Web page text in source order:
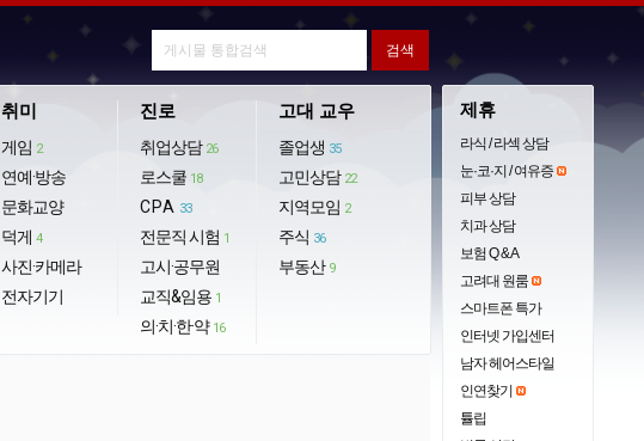
취미
게임 2
연예·방송
문화교양
덕게 4
사진·카메라
전자기기
진로
취업상담 26
로스쿨 18
CPA 33
전문직 시험 1
고시·공무원
교직&임용 1
의·치·한·약 16
고대 교우
졸업생 35
고민상담 22
지역모임 2
주식 36
부동산 9
제휴
라식 / 라섹 상담
눈·코·지 / 여유증
피부 상담
치과 상담
보험 Q & A
고려대 원룸
스마트폰 특가
인터넷 가입센터
남자 헤어스타일
인연찾기
튤립